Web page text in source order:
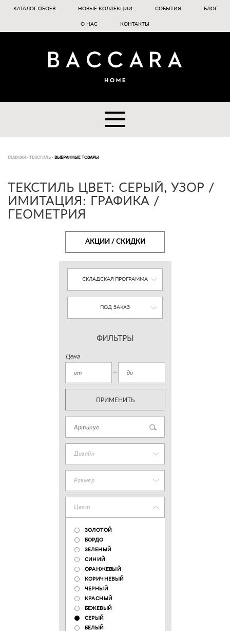
КАТАЛОГ ОБОЕВ НОВЫЕ КОЛЛЕКЦИИ СОБЫТИЯ БЛОГ
О НАС КОНТАКТЫ
ГЛАВНАЯ - ТЕКСТИЛЬ - ВЫБРАННЫЕ ТОВАРЫ
ТЕКСТИЛЬ ЦВЕТ: СЕРЫЙ, УЗОР /
ИМИТАЦИЯ: ГРАФИКА /
ГЕОМЕТРИЯ
АКЦИИ / СКИДКИ
СКЛАДСКАЯ ПРОГРАММА
ПОД ЗАКАЗ
ФИЛЬТРЫ
Цена
ПРИМЕНИТЬ
Дизайн
Размер
Цвет
ЗОЛОТОЙ
БОРДО
ЗЕЛЕНЫЙ
СИНИЙ
ОРАНЖЕВЫЙ
КОРИЧНЕВЫЙ
ЧЕРНЫЙ
КРАСНЫЙ
БЕЖЕВЫЙ
СЕРЫЙ
БЕЛЫЙ